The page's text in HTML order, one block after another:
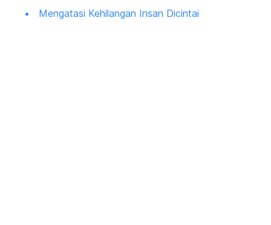
Mengatasi Kehilangan Insan Dicintai